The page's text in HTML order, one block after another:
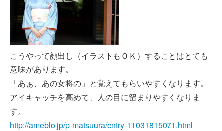
こうやって顔出し（イラストもＯＫ）することはとても
意味があります。
「あぁ、あの女将の」と覚えてもらいやすくなります。
アイキャッチを高めて、人の目に留まりやすくなりま
す。
http://ameblo.jp/p-matsuura/entry-11031815071.html